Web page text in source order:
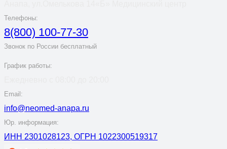
Телефоны:
8(800) 100-77-30
Звонок по России бесплатный
График работы:
Email:
info@neomed-anapa.ru
Юр. информация:
ИНН 2301028123, ОГРН 1022300519317